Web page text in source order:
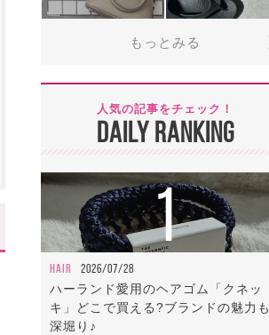
もっとみる
人気の記事をチェック！
DAILY RANKING
1
HAIR 2026/07/28
ハーランド愛用のヘアゴム「クネッ
キ」どこで買える?ブランドの魅力も
深堀り♪